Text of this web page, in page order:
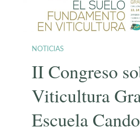
NOTICIAS
II Congreso
Viticultura
Escuela Cando